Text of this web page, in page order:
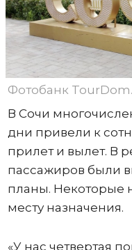
Фотобанк
В Сочи
дни привели к
прилет и вылет. В
пассажиров были
планы. Некоторые
месту назначения.
«У нас четвертая